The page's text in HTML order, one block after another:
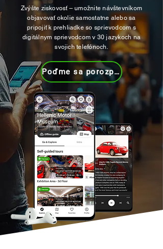
Zvýšte ziskovosť – umožnite návštevníkom
objavovať okolie samostatne alebo sa
pripojiť k prehliadke so sprievodcom s
digitálnym sprievodcom v 30 jazykoch na
svojich telefónoch.
Poďme sa porozprávať